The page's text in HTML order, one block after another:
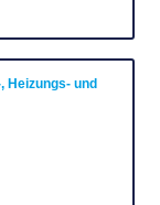
Heizungs- und